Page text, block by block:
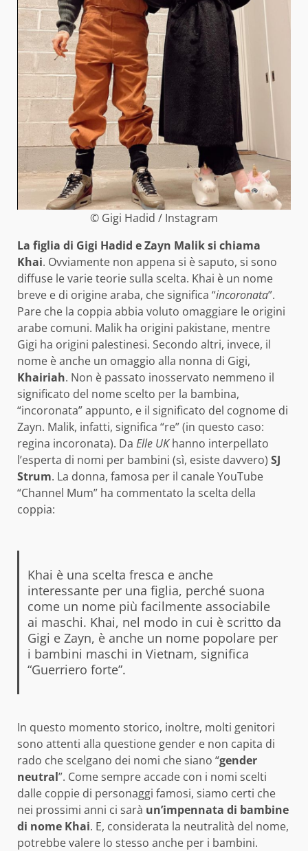
© Gigi Hadid / Instagram
La figlia di Gigi Hadid e Zayn Malik si chiama
Khai. Ovviamente non appena si è saputo, si sono
diffuse le varie teorie sulla scelta. Khai è un nome
breve e di origine araba, che significa “incoronata”.
Pare che la coppia abbia voluto omaggiare le origini
arabe comuni. Malik ha origini pakistane, mentre
Gigi ha origini palestinesi. Secondo altri, invece, il
nome è anche un omaggio alla nonna di Gigi,
Khairiah. Non è passato inosservato nemmeno il
significato del nome scelto per la bambina,
“incoronata” appunto, e il significato del cognome di
Zayn. Malik, infatti, significa “re” (in questo caso:
regina incoronata). Da Elle UKhanno interpellato
l’esperta di nomi per bambini (sì, esiste davvero) SJ
Strum. La donna, famosa per il canale YouTube
“Channel Mum” ha commentato la scelta della
coppia:
Khai è una scelta fresca e anche
interessante per una figlia, perché suona
come un nome più facilmente associabile
ai maschi. Khai, nel modo in cui è scritto da
Gigi e Zayn, è anche un nome popolare per
i bambini maschi in Vietnam, significa
“Guerriero forte”.
In questo momento storico, inoltre, molti genitori
sono attenti alla questione gender e non capita di
rado che scelgano dei nomi che siano “gender
neutral”. Come sempre accade con i nomi scelti
dalle coppie di personaggi famosi, siamo certi che
nei prossimi anni ci sarà un’impennata di bambine
di nome Khai. E, considerata la neutralità del nome,
potrebbe valere lo stesso anche per i bambini.